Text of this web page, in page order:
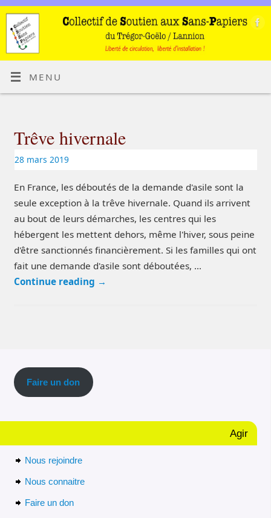
MENU
Trêve hivernale
28 mars 2019
En France, les déboutés de la demande d'asile sont la
seule exception à la trêve hivernale. Quand ils arrivent
au bout de leurs démarches, les centres qui les
hébergent les mettent dehors, même l'hiver, sous peine
d'être sanctionnés financièrement. Si les familles qui ont
fait une demande d'asile sont déboutées, …
Continue reading →
Faire un don
Agir
Nous rejoindre
Nous connaitre
Faire un don